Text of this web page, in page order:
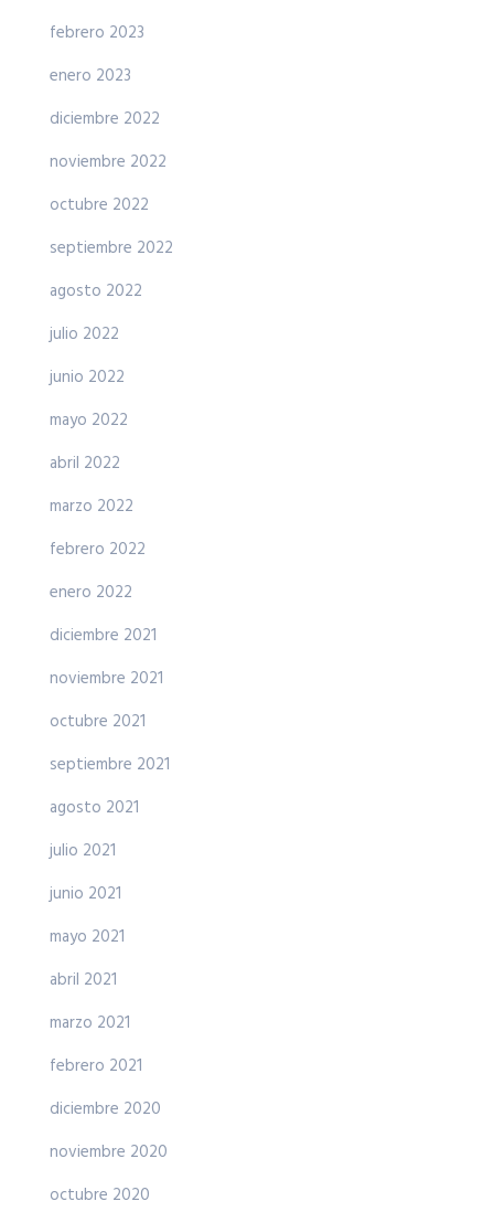
febrero 2023
enero 2023
diciembre 2022
noviembre 2022
octubre 2022
septiembre 2022
agosto 2022
julio 2022
junio 2022
mayo 2022
abril 2022
marzo 2022
febrero 2022
enero 2022
diciembre 2021
noviembre 2021
octubre 2021
septiembre 2021
agosto 2021
julio 2021
junio 2021
mayo 2021
abril 2021
marzo 2021
febrero 2021
diciembre 2020
noviembre 2020
octubre 2020